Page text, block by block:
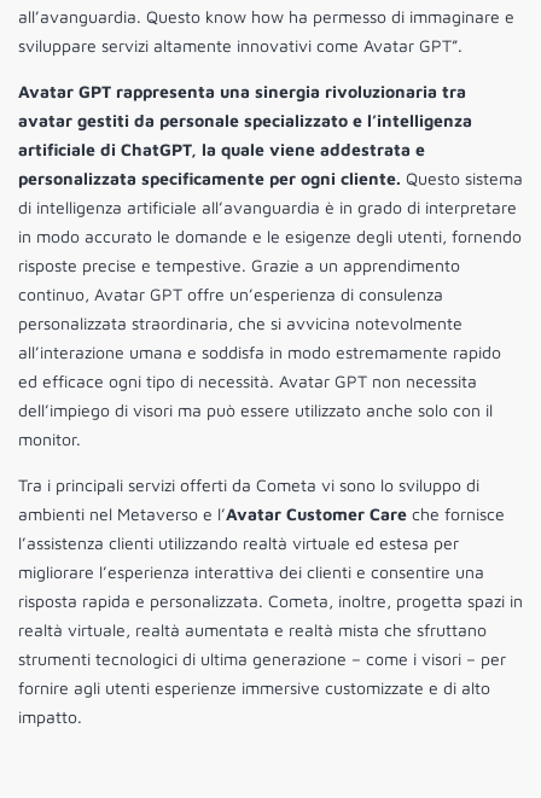
all’avanguardia. Questo know how ha permesso di immaginare e
sviluppare servizi altamente innovativi come Avatar GPT”.
Avatar GPT rappresenta una sinergia rivoluzionaria tra
avatar gestiti da personale specializzato e l’intelligenza
artificiale di ChatGPT, la quale viene addestrata e
personalizzata specificamente per ogni cliente. Questo sistema
di intelligenza artificiale all’avanguardia è in grado di interpretare
in modo accurato le domande e le esigenze degli utenti, fornendo
risposte precise e tempestive. Grazie a un apprendimento
continuo, Avatar GPT offre un’esperienza di consulenza
personalizzata straordinaria, che si avvicina notevolmente
all’interazione umana e soddisfa in modo estremamente rapido
ed efficace ogni tipo di necessità. Avatar GPT non necessita
dell’impiego di visori ma può essere utilizzato anche solo con il
monitor.
Tra i principali servizi offerti da Cometa vi sono lo sviluppo di
ambienti nel Metaverso e l’Avatar Customer Care che fornisce
l’assistenza clienti utilizzando realtà virtuale ed estesa per
migliorare l’esperienza interattiva dei clienti e consentire una
risposta rapida e personalizzata. Cometa, inoltre, progetta spazi in
realtà virtuale, realtà aumentata e realtà mista che sfruttano
strumenti tecnologici di ultima generazione – come i visori – per
fornire agli utenti esperienze immersive customizzate e di alto
impatto.